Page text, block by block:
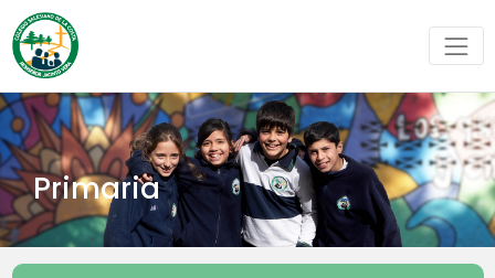
Primaria